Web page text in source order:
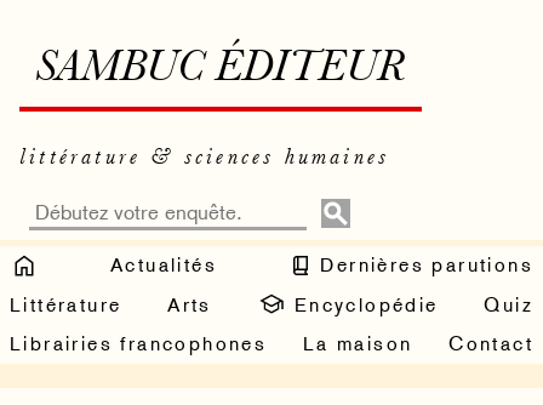
SAMBUC ÉDITEUR
littérature & sciences humaines
Actualités
Dernières parutions
Littérature
Arts Encyclopédie
Quiz
Librairies francophones
La maison Contact